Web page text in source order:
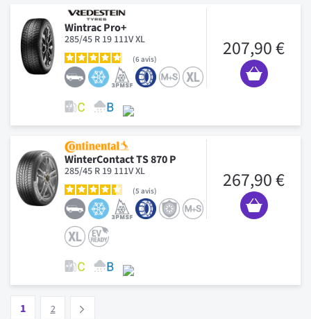
Wintrac Pro+
285/45 R 19 111V XL
6avis 207,90 €
WinterContact TS 870 P
285/45 R 19 111V XL
5 avis 267,90 €
Vous lisez actuellement la page
1 2